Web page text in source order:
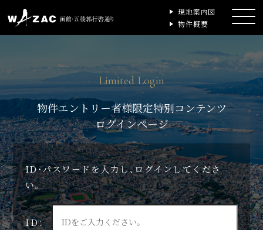
現地案内図
物件概要
Limited Login
物件エントリー者様限定特別コンテンツ
ログインページ
ID・パスワードを入力し、ログインしてくださ
い。
ID: